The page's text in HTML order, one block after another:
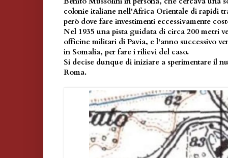
colonie italiane nell'Africa Orientale di rapidi
però dove fare investimenti eccessivamente
Nel 1935 una pista guidata di circa 200 metri
officine militari di Pavia, e l'anno successivo
in Somalia, per fare i rilievi del caso.
Si decise dunque di iniziare a sperimentare il
Roma.